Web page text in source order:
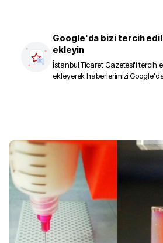
Google'da bizi tercih
ekleyin
İstanbul Ticaret Gazetesi'i tercih
ekleyerek haberlerimizi